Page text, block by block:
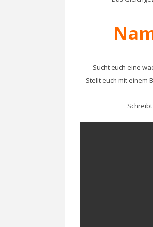
Sucht euch eine
Stellt euch mit einem